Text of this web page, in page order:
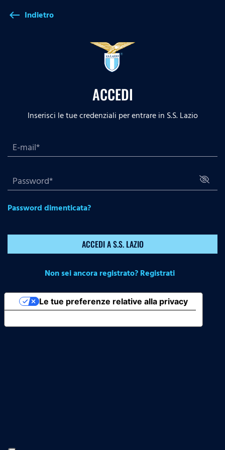
west Indietro
ACCEDI
Inserisci le tue credenziali per entrare in S.S. Lazio
Password dimenticata?
ACCEDI A S.S. LAZIO
Non sei ancora registrato? Registrati
Le tue preferenze relative alla privacy